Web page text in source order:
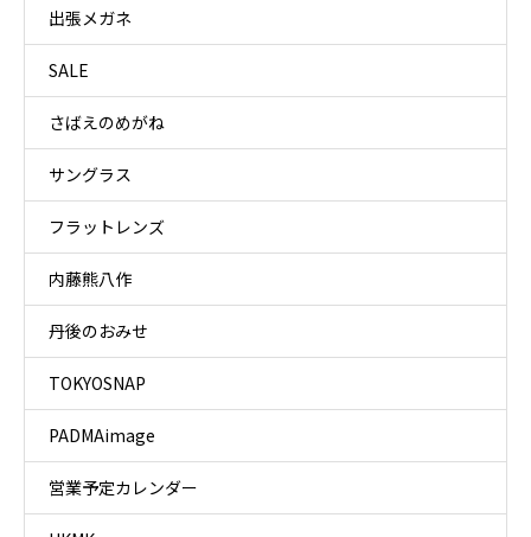
出張メガネ
SALE
さばえのめがね
サングラス
フラットレンズ
内藤熊八作
丹後のおみせ
TOKYOSNAP
PADMAimage
営業予定カレンダー